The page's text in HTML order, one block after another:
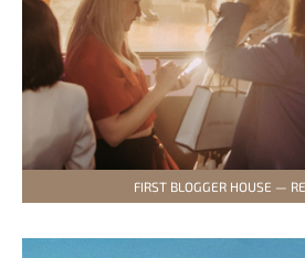
FIRST BLOGGER HOUSE —